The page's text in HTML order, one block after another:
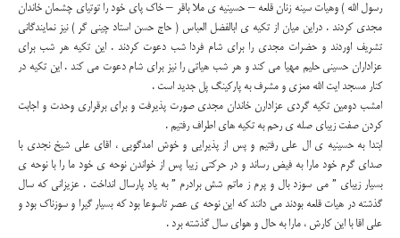
رسول الله ) وهیات سینه زنان قلعه – حسینیه ی ملا باقر – خاک پای خود را توتیای چشمان خاندان
مجدی کردند . دراین میان از تکیه ی ابالفضل العباس ( حاج حسن استاد چینی گر ) نیز نمایندگانی
تشریف اوردند و حضرات مجدی را برای شام فردا شب دعوت کردند . این تکیه هر شب برای
عزاداران حسینی حلیم مهیا می کند و هر شب هیاتی را نیز برای شام دعوت می کند . این تکیه در
کنار مسجد ایت الله معزی و مشرف به پارکینگ پل جدید است .
امشب دومین تکیه گردی عزادارن خاندان مجدی صورت پذیرفت و برای برقراری وحدت و اجابت
کردن صفت زیبای صله ی رحم به تکیه های اطراف رفتیم .
ابتدا به حسینیه ی ال علی رفتیم و پس از پذیرایی و خوش امدگویی ، اقای علی شیخ نجدی با
صدای گرم خود مارا به فیض رساند و در حرکتی زیبا پس از خواندن نوحه ی خود ما را با نوحه ی
بسیار زیبای ” می سوزد بال و پرم ز ماتم شش برادرم ” به یاد پارسال انداخت . عزیزانی که سال
گذشته در هیات قلعه بودند می دانند که این نوحه ی عصر تاسوعا بود که بسیار گیرا و سوزناک بود و
علی اقا با این کارش ، مارا به حال و هوای سال گذشته برد .